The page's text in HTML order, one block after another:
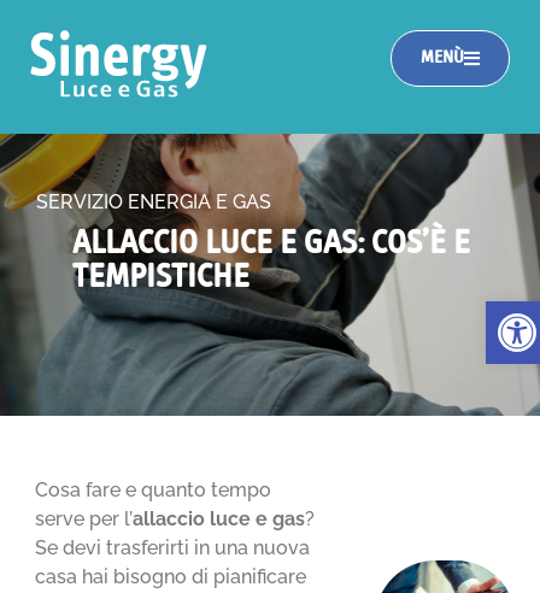
Apri
MENÙ
SERVIZIO ENERGIA E GAS
ALLACCIO LUCE E GAS: COS’È E
TEMPISTICHE
Cosa fare e quanto tempo
serve per l’allaccio luce e gas?
Se devi trasferirti in una nuova
casa hai bisogno di pianificare